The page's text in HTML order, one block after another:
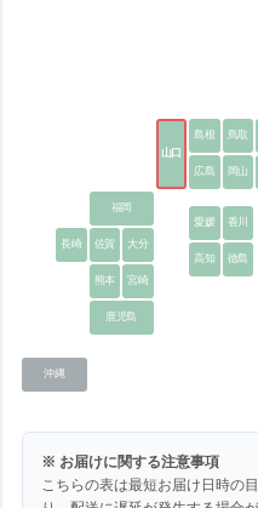
山口
島根 鳥取
広島 岡山
香川
愛媛
徳島
高知
福岡
佐賀 大分
熊本
長崎
宮崎
鹿児島
沖縄
※ お届けに関する注意事項
こちらの表は最短お届け日時の